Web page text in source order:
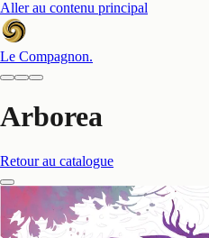
Aller au contenu principal
Le Compagnon.
Arborea
Retour au catalogue